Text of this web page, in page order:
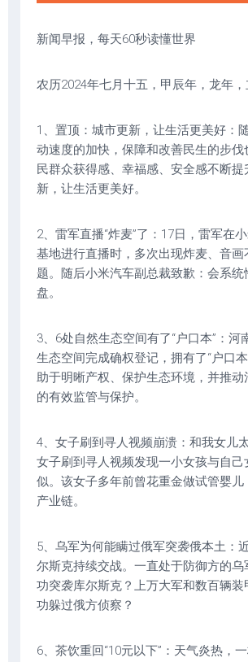
新闻早报，每天60秒读懂世界
农历2024年七月十五，甲辰年，龙年
1、置顶：城市更新，让生活更美好：
动速度的加快，保障和改善民生的步伐
民群众获得感、幸福感、安全感不断提
新，让生活更美好。
2、雷军直播“炸麦”了：17日，雷军在
基地进行直播时，多次出现炸麦、音画
题。随后小米汽车副总裁致歉：会系统
盘。
3、6处自然生态空间有了“户口本”：河
生态空间完成确权登记，拥有了“户口
助于明晰产权、保护生态环境，并推动
的有效监管与保护。
4、女子刷到寻人视频崩溃：和我女儿
女子刷到寻人视频发现一小女孩与自己
似。该女子多年前曾花重金做试管婴儿
产业链。
5、乌军为何能瞒过俄军突袭俄本土：
尔斯克持续交战。一直处于防御方的乌
功突袭库尔斯克？上万大军和数百辆装
功躲过俄方侦察？
6、茶饮重回“10元以下”：天气炎热，